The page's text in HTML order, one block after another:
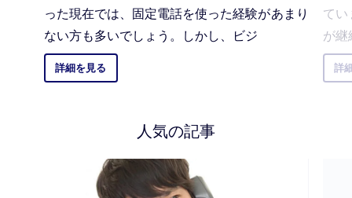
った現在では、固定電話を使った経験があまり
ない方も多いでしょう。しかし、ビジ
詳細を見る
て
が継
詳
人気の記事